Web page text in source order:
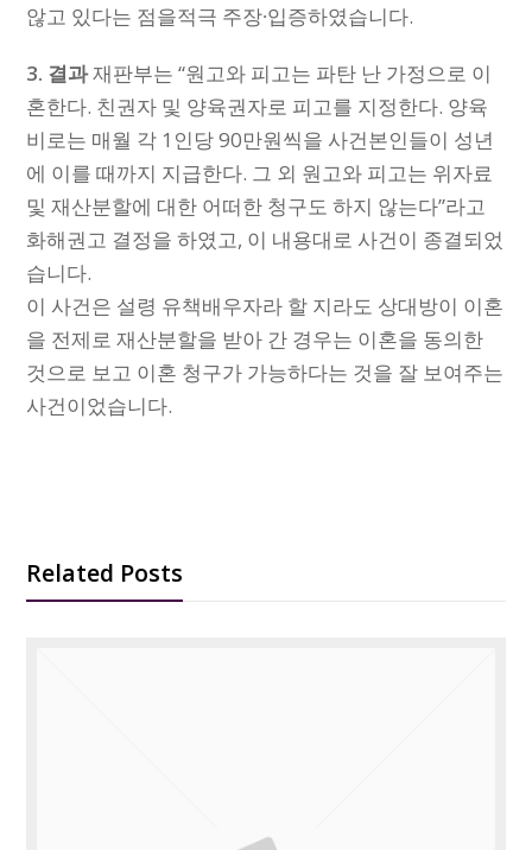
않고 있다는 점을적극 주장∙입증하였습니다.
3. 결과재판부는 “원고와 피고는 파탄 난 가정으로 이
혼한다. 친권자 및 양육권자로 피고를 지정한다. 양육
비로는 매월 각 1인당 90만원씩을 사건본인들이 성년
에 이를 때까지 지급한다. 그 외 원고와 피고는 위자료
및 재산분할에 대한 어떠한 청구도 하지 않는다”라고
화해권고 결정을 하였고, 이 내용대로 사건이 종결되었
습니다.
이 사건은 설령 유책배우자라 할 지라도 상대방이 이혼
을 전제로 재산분할을 받아 간 경우는 이혼을 동의한
것으로 보고 이혼 청구가 가능하다는 것을 잘 보여주는
사건이었습니다.
Related Posts